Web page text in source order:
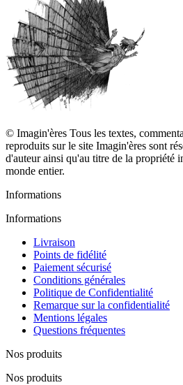
© Imagin'ères Tous les textes,
reproduits sur le site Imagin'ères sont
d'auteur ainsi qu'au titre de la propriété
monde entier.
Informations
Informations
Livraison
Points de fidélité
Paiement sécurisé
Conditions générales
Politique de Confidentialité
Remarque sur la confidentialité
Mentions légales
Questions fréquentes
Nos produits
Nos produits